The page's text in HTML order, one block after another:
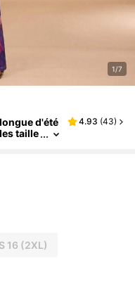
1/7
d'été
taille
4.93 (43)
16 (2XL)